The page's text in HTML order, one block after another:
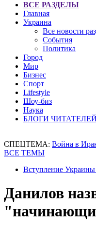
ВСЕ РАЗДЕЛЫ
Главная
Украина
Все новости
События
Политика
Город
Мир
Бизнес
Спорт
Lifestyle
Шоу-биз
Наука
БЛОГИ ЧИТАТЕЛЕЙ
СПЕЦТЕМА: Война в
ВСЕ ТЕМЫ
Вступление
Данилов